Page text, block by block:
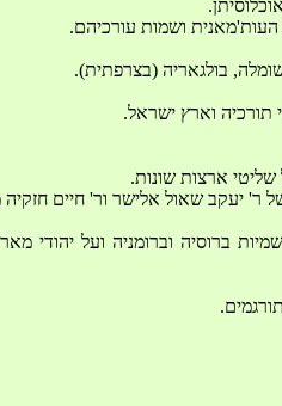
שליטי ארצות שונות.
ברוסיה וברומניה ועל